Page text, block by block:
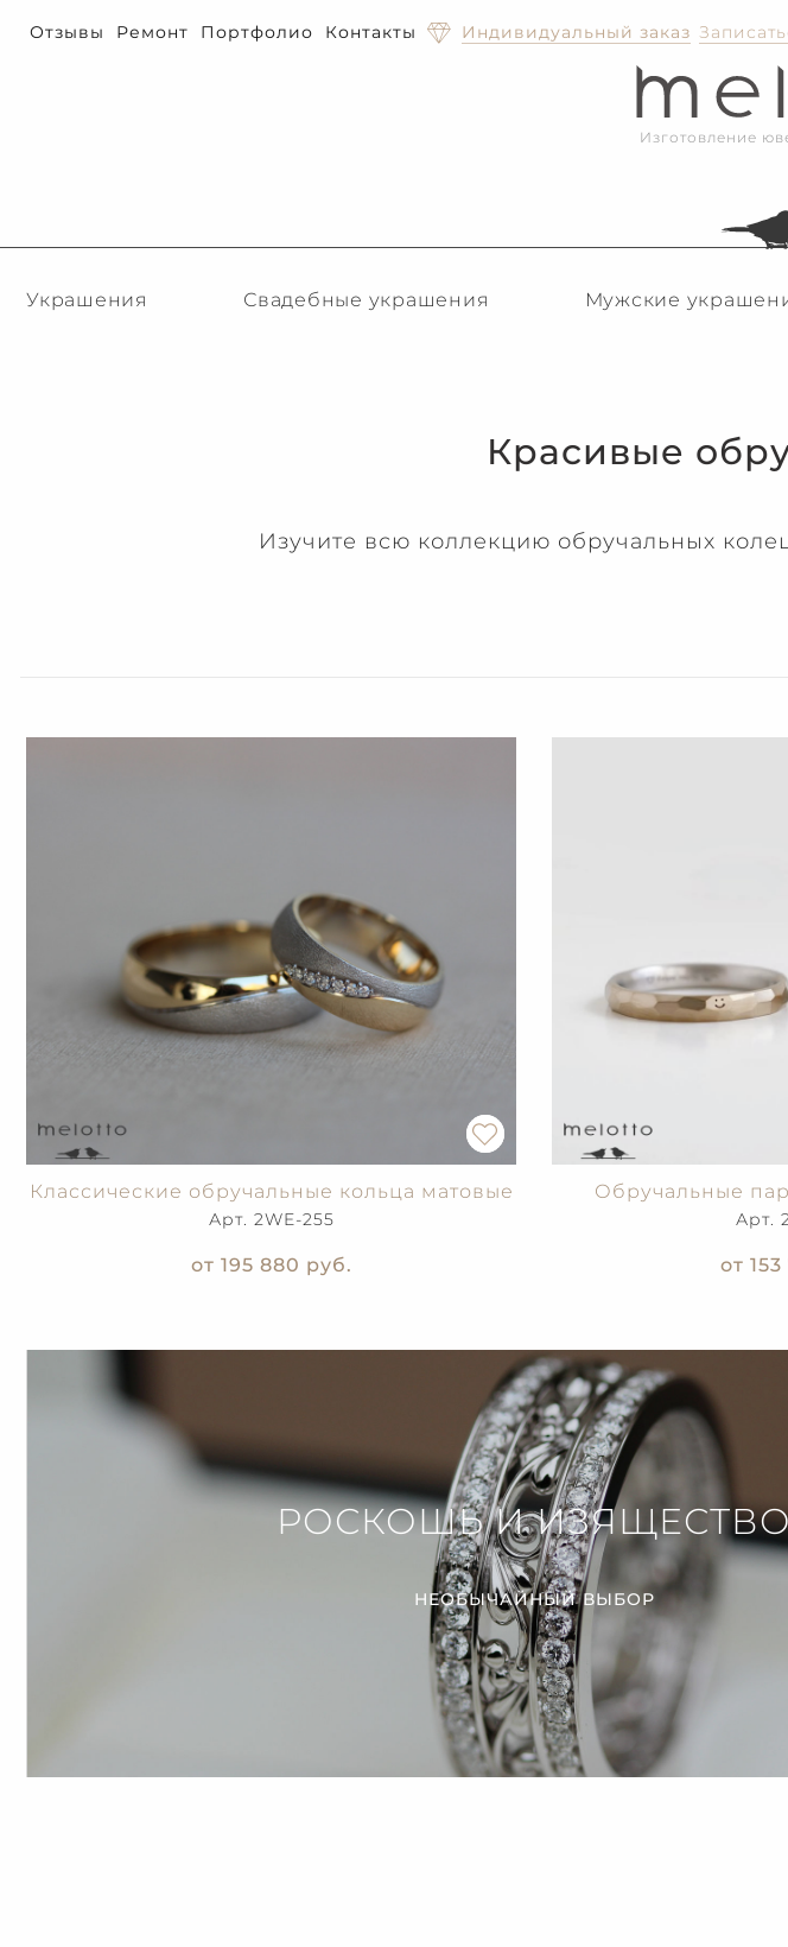
Отзывы Ремонт Портфолио Контакты Индивидуальный заказ
Изготовление
Украшения Свадебные украшения Мужские
Красивые
Изучите всю коллекцию обручальных
Классические обручальные кольца матовые
Арт. 2WE-255
от 195 880 руб.
Обручальные
Арт.
от 153
РОСКОШЬ И
НЕОБЫЧАЙНЫЙ ВЫБОР